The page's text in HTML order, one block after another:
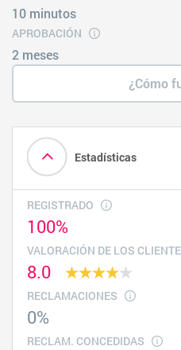
10 minutos
APROBACIÓN
2 meses
¿Cómo
Estadísticas
REGISTRADO
100%
VALORACIÓN DE LOS
8.0
RECLAMACIONES
0%
RECLAM. CONCEDIDAS